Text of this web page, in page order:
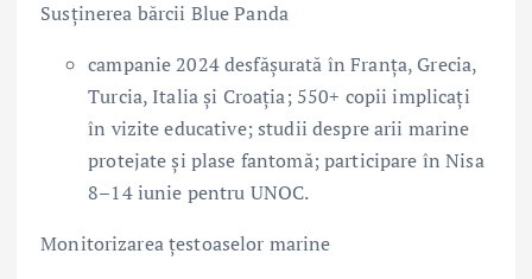
Susținerea bărcii Blue Panda
campanie 2024 desfășurată în Franța, Grecia,
Turcia, Italia și Croația; 550+ copii implicați
în vizite educative; studii despre arii marine
protejate și plase fantomă; participare în Nisa
8–14 iunie pentru UNOC.
Monitorizarea țestoaselor marine